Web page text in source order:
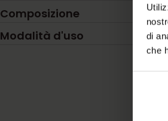
di
che
Composizione
Modalità d'uso